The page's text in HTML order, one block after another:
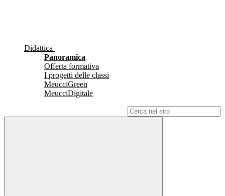
Didattica
Panoramica
Offerta formativa
I progetti delle classi
MeucciGreen
MeucciDigitale